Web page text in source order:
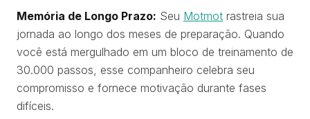
Memória de Longo Prazo: Seu Motmot rastreia sua
jornada ao longo dos meses de preparação. Quando
você está mergulhado em um bloco de treinamento de
30.000 passos, esse companheiro celebra seu
compromisso e fornece motivação durante fases
difíceis.